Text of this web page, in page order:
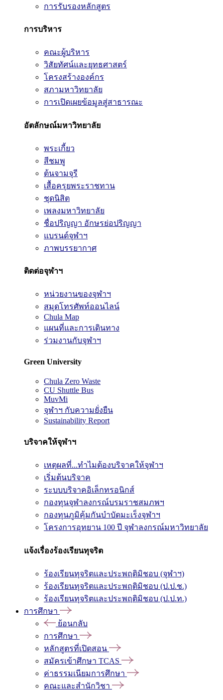
การรับรองหลักสูตร
การบริหาร
คณะผู้บริหาร
วิสัยทัศน์และยุทธศาสตร์
โครงสร้างองค์กร
สภามหาวิทยาลัย
การเปิดเผยข้อมูลสู่สาธารณะ
อัตลักษณ์มหาวิทยาลัย
พระเกี้ยว
สีชมพู
ต้นจามจุรี
เสื้อครุยพระราชทาน
ชุดนิสิต
เพลงมหาวิทยาลัย
ชื่อปริญญา อักษรย่อปริญญา
แบรนด์จุฬาฯ
ภาพบรรยากาศ
ติดต่อจุฬาฯ
หน่วยงานของจุฬาฯ
สมุดโทรศัพท์ออนไลน์
Chula Map
แผนที่และการเดินทาง
ร่วมงานกับจุฬาฯ
Green University
Chula Zero Waste
CU Shuttle Bus
MuvMi
จุฬาฯ กับความยั่งยืน
Sustainability Report
บริจาคให้จุฬาฯ
เหตุผลที่...ทำไมต้องบริจาคให้จุฬาฯ
เริ่มต้นบริจาค
ระบบบริจาคอิเล็กทรอนิกส์
กองทุนจุฬาลงกรณ์บรมราชสมภพฯ
กองทุนภูมิคุ้มกันบำบัดมะเร็งจุฬาฯ
โครงการอุทยาน 100 ปี จุฬาลงกรณ์มหาวิทยาลัย
แจ้งเรื่องร้องเรียนทุจริต
ร้องเรียนทุจริตและประพฤติมิชอบ (จุฬาฯ)
ร้องเรียนทุจริตและประพฤติมิชอบ (ป.ป.ช.)
ร้องเรียนทุจริตและประพฤติมิชอบ (ป.ป.ท.)
การศึกษา
ย้อนกลับ
การศึกษา
หลักสูตรที่เปิดสอน
สมัครเข้าศึกษา TCAS
ค่าธรรมเนียมการศึกษา
คณะและสำนักวิชา